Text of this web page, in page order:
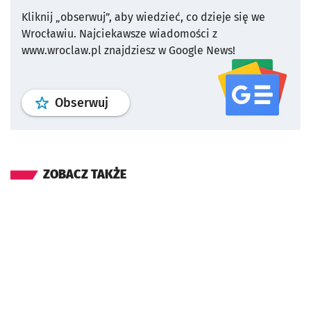
Kliknij „obserwuj”, aby wiedzieć, co dzieje się we
Wrocławiu. Najciekawsze wiadomości z
www.wroclaw.pl znajdziesz w Google News!
Obserwuj profil serwisu
ZOBACZ TAKŻE